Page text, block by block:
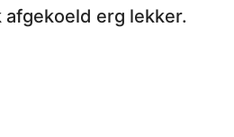
afgekoeld erg lekker.